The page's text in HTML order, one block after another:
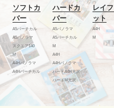
ソフトカ
バー
A5バーチカル
A5パノラマ
スクエア140
M
A4Hパノラマ
A4Hバーチカル
ハードカ
バー
A5パノラマ
A5バーチカル
M
A4H
A4Hパノラマ
ハードA4H光沢
ハードM光沢
レイ
ット
A4H
M